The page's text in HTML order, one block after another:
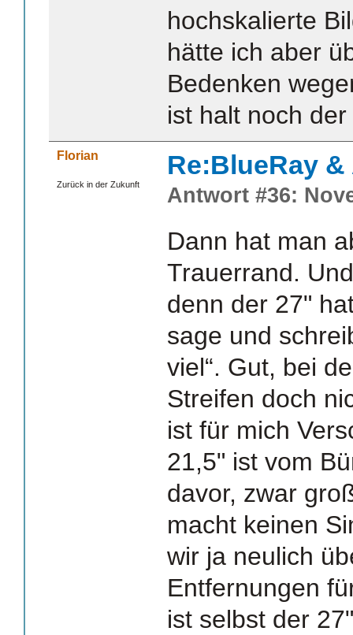
hochskalierte
hätte ich aber
Bedenken
ist halt noch
Florian
Zurück in der Zukunft
Re:BlueRay
Antwort #36:
Dann hat man
Trauerrand.
denn der 27"
sage und
viel“. Gut, bei
Streifen doch
ist für mich
21,5" ist vom
davor, zwar
macht keinen
wir ja neulich
Entfernungen
ist selbst der